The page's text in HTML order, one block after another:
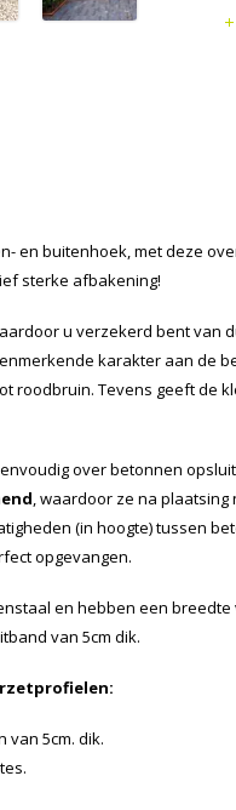
en buitenhoek, met deze
sterke afbakening!
u verzekerd bent van
karakter aan de
roodbruin. Tevens geeft de
over betonnen
, waardoor ze na
(in hoogte) tussen
opgevangen.
en hebben een breedte
van 5cm dik.
van 5cm. dik.